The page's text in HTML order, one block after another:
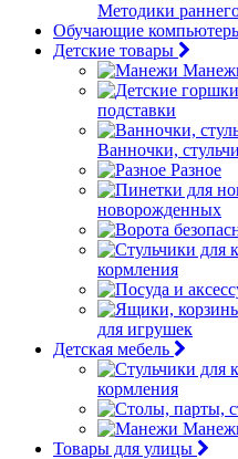
Методики
Обучающие
Детские товары
подставки
Ванночки,
Разное
новорожденных
кормления
для игрушек
Детская мебель
кормления
Товары для улицы